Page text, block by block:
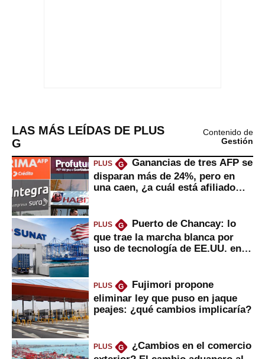
LAS MÁS LEÍDAS DE PLUS
G
Contenido de
Gestión
PLUS G
Ganancias de tres AFP se
disparan más de 24%, pero en
una caen, ¿a cuál está afiliado
PLUS G
Puerto de Chancay: lo
que trae la marcha blanca por
uso de tecnología de EE.UU. en
PLUS G
Fujimori propone
eliminar ley que puso en jaque
peajes: ¿qué cambios implicaría?
PLUS G
¿Cambios en el comercio